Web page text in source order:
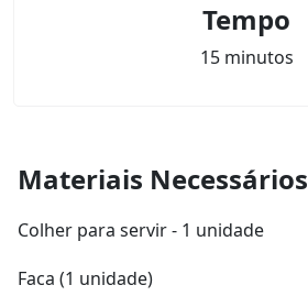
Tempo
15 minutos
Materiais Necessários
Colher para servir - 1 unidade
Faca (1 unidade)